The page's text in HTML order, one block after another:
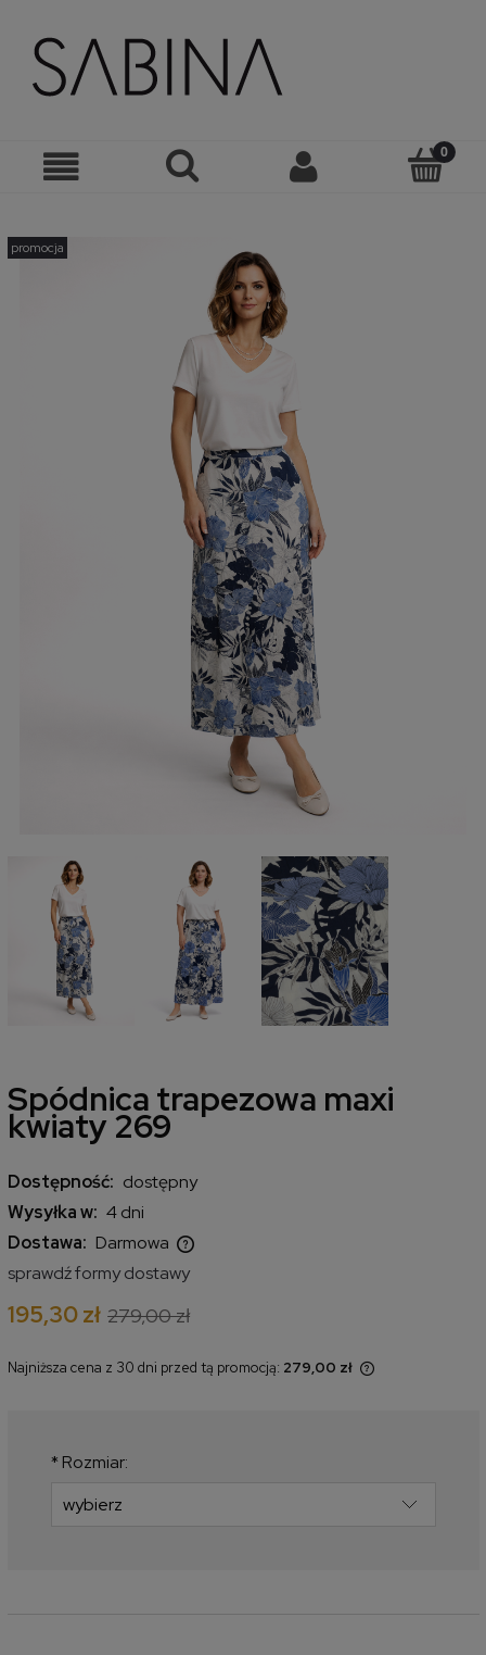
promocja
Spódnica trapezowa maxi
kwiaty 269
Dostępność: dostępny
Wysyłka w: 4 dni
Dostawa: Darmowa
Cena nie zawiera ewentualnych kosztów płatności
sprawdź formy dostawy
195,30 zł 279,00 zł
Najniższa cena z 30 dni przed tą promocją: 279,00 zł
* Rozmiar: